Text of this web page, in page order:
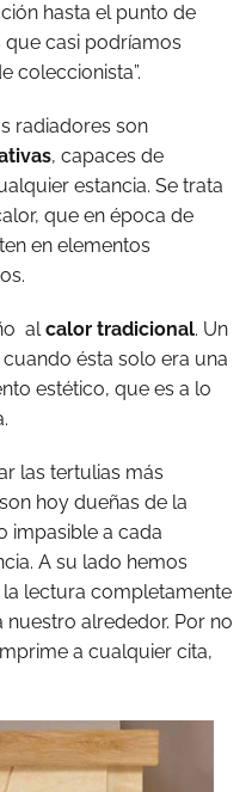
hasta el punto de
casi podríamos
coleccionista”.
radiadores son
, capaces de
estancia. Se trata
que en época de
en elementos
alcalor tradicional. Un
cuando ésta solo era una
estético, que es a lo
las tertulias más
hoy dueñas de la
impasible a cada
A su lado hemos
lectura completamente
alrededor. Por no
a cualquier cita,